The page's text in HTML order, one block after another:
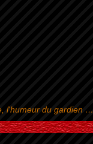
l'humeur du gardien …